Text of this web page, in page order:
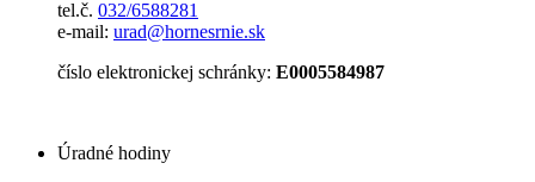
tel.č. 032/6588281
e-mail: urad@hornesrnie.sk
číslo elektronickej schránky: E0005584987
Úradné hodiny